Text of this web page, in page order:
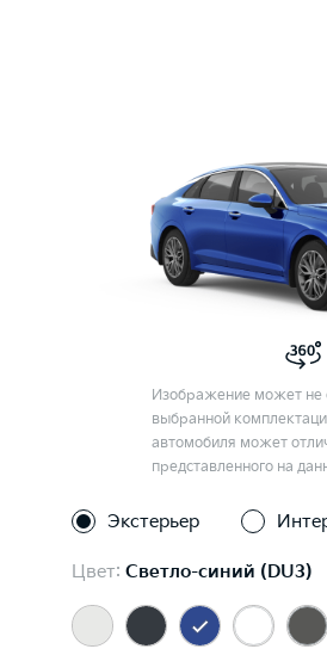
Изображение может не
выбранной
автомобиля может
представленного на
Экстерьер
Цвет: Светло-синий (DU3)